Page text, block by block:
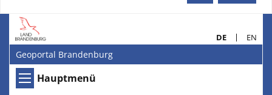
DE EN
Geoportal Brandenburg
Hauptmenü
Hauptmenü